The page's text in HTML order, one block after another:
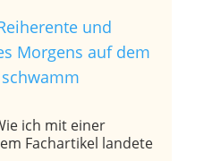
ich mit einer
Fachartikel landete